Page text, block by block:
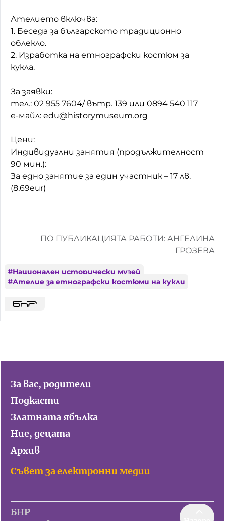
Питаме Ви
До ре ми
Ателието включва:
1. Беседа за българското традиционно
облекло.
2. Изработка на етнографски костюм за
кукла.
За заявки:
тел.: 02 955 7604/ вътр. 139 или 0894 540 117
е-майл: edu@historymuseum.org
Цени:
Индивидуални занятия (продължителност
90 мин.):
За едно занятие за един участник – 17 лв.
(8,69eur)
ПО ПУБЛИКАЦИЯТА РАБОТИ: АНГЕЛИНА
ГРОЗЕВА
#Национален исторически музей
#Ателие за етнографски костюми на кукли
За вас, родители
Подкасти
Златната ябълка
Ние, децата
Архив
Съвет за електронни медии
БНР